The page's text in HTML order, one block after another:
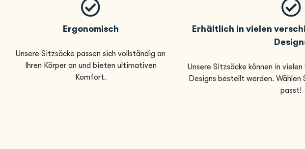
Ergonomisch
Unsere Sitzsäcke passen sich vollständig an
Ihren Körper an und bieten ultimativen
Komfort.
Erhältlich in vielen
Unsere Sitzsäcke können in
Designs bestellt werden. Wählen
passt!